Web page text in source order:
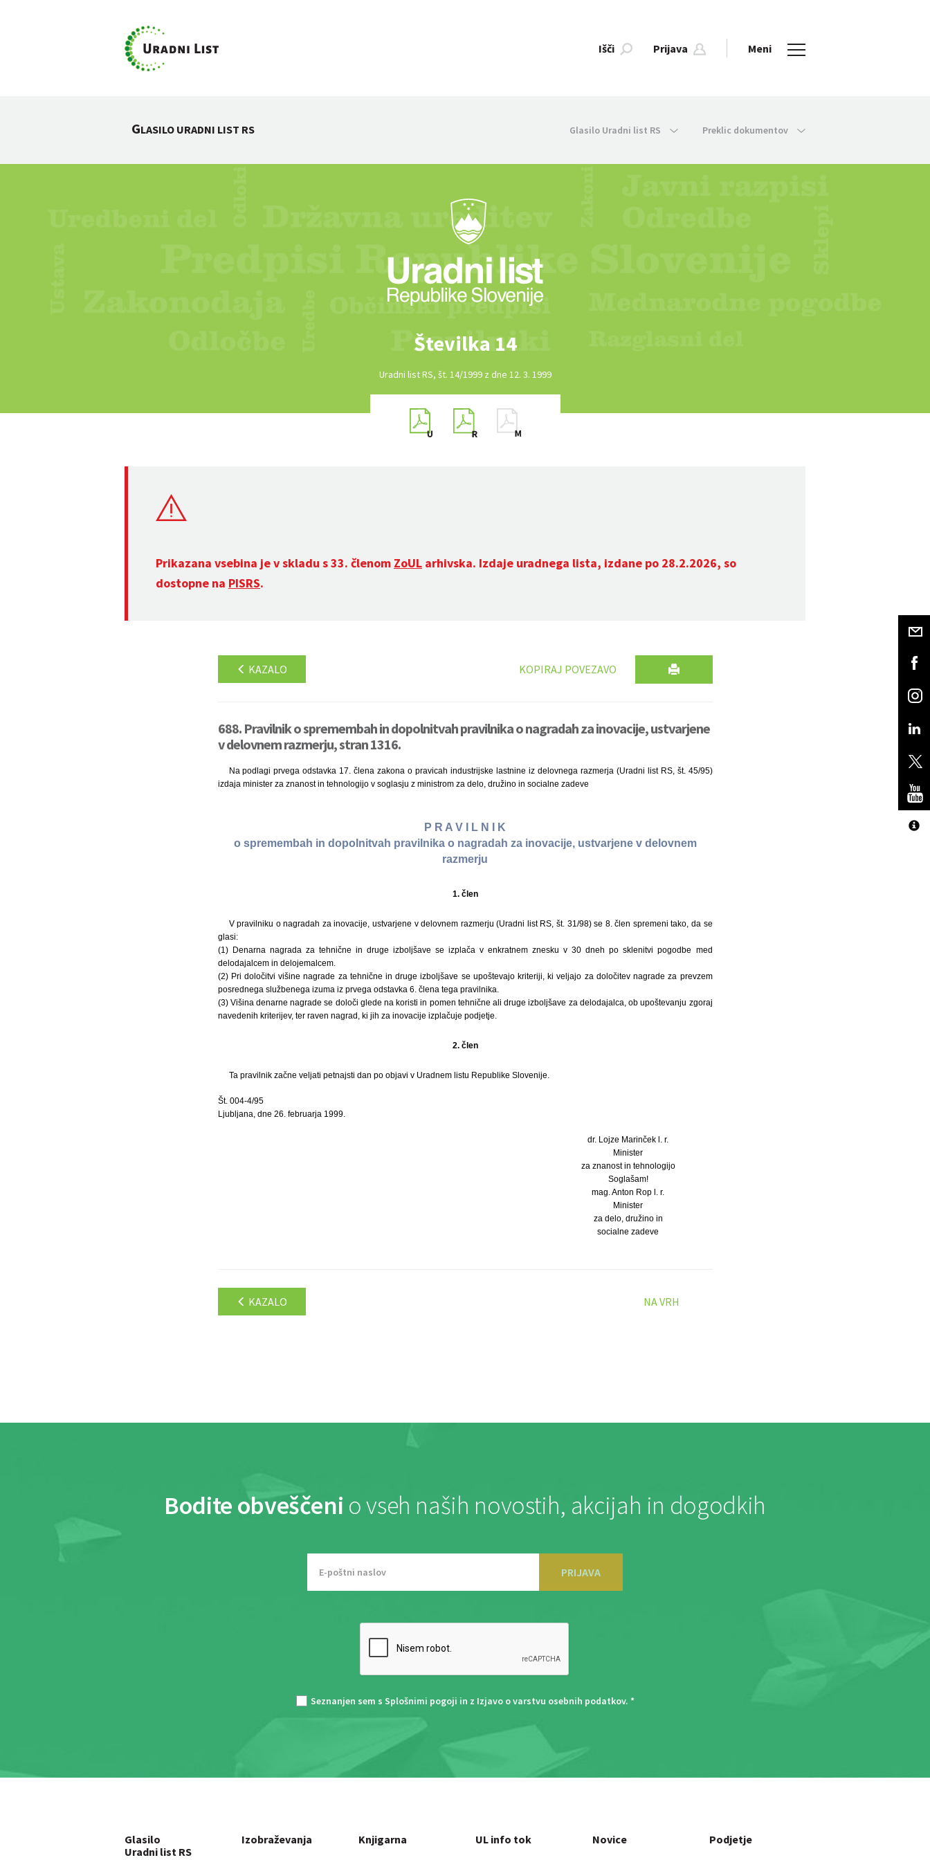
Išči Prijava Meni
GLASILO URADNI LIST RS Glasilo Uradni list RS Preklic dokumentov
Številka 14
Uradni list RS, št. 14/1999 z dne 12. 3. 1999
Prikazana vsebina je v skladu s 33. členom ZoUL arhivska. Izdaje uradnega lista, izdane po 28.2.2026, so
dostopne na PISRS.
KAZALO KOPIRAJ POVEZAVO
688. Pravilnik o spremembah in dopolnitvah pravilnika o nagradah za inovacije, ustvarjene
v delovnem razmerju, stran 1316.
Na podlagi prvega odstavka 17. člena zakona o pravicah industrijske lastnine iz delovnega razmerja (Uradni list RS, št. 45/95)
izdaja minister za znanost in tehnologijo v soglasju z ministrom za delo, družino in socialne zadeve
P R A V I L N I K
o spremembah in dopolnitvah pravilnika o nagradah za inovacije, ustvarjene v delovnem
razmerju
1. člen
V pravilniku o nagradah za inovacije, ustvarjene v delovnem razmerju (Uradni list RS, št. 31/98) se 8. člen spremeni tako, da se
glasi:
(1) Denarna nagrada za tehnične in druge izboljšave se izplača v enkratnem znesku v 30 dneh po sklenitvi pogodbe med
delodajalcem in delojemalcem.
(2) Pri določitvi višine nagrade za tehnične in druge izboljšave se upoštevajo kriteriji, ki veljajo za določitev nagrade za prevzem
posrednega službenega izuma iz prvega odstavka 6. člena tega pravilnika.
(3) Višina denarne nagrade se določi glede na koristi in pomen tehnične ali druge izboljšave za delodajalca, ob upoštevanju zgoraj
navedenih kriterijev, ter raven nagrad, ki jih za inovacije izplačuje podjetje.
2. člen
Ta pravilnik začne veljati petnajsti dan po objavi v Uradnem listu Republike Slovenije.
Št. 004-4/95
Ljubljana, dne 26. februarja 1999.
dr. Lojze Marinček l. r.
Minister
za znanost in tehnologijo
Soglašam!
mag. Anton Rop l. r.
Minister
za delo, družino in
socialne zadeve
KAZALO NA VRH
Bodite obveščeni o vseh naših novostih, akcijah in dogodkih
PRIJAVA
Seznanjen sem s Splošnimi pogoji in z Izjavo o varstvu osebnih podatkov. *
Glasilo
Uradni list RS
Izobraževanja Knjigarna UL info tok Novice Podjetje